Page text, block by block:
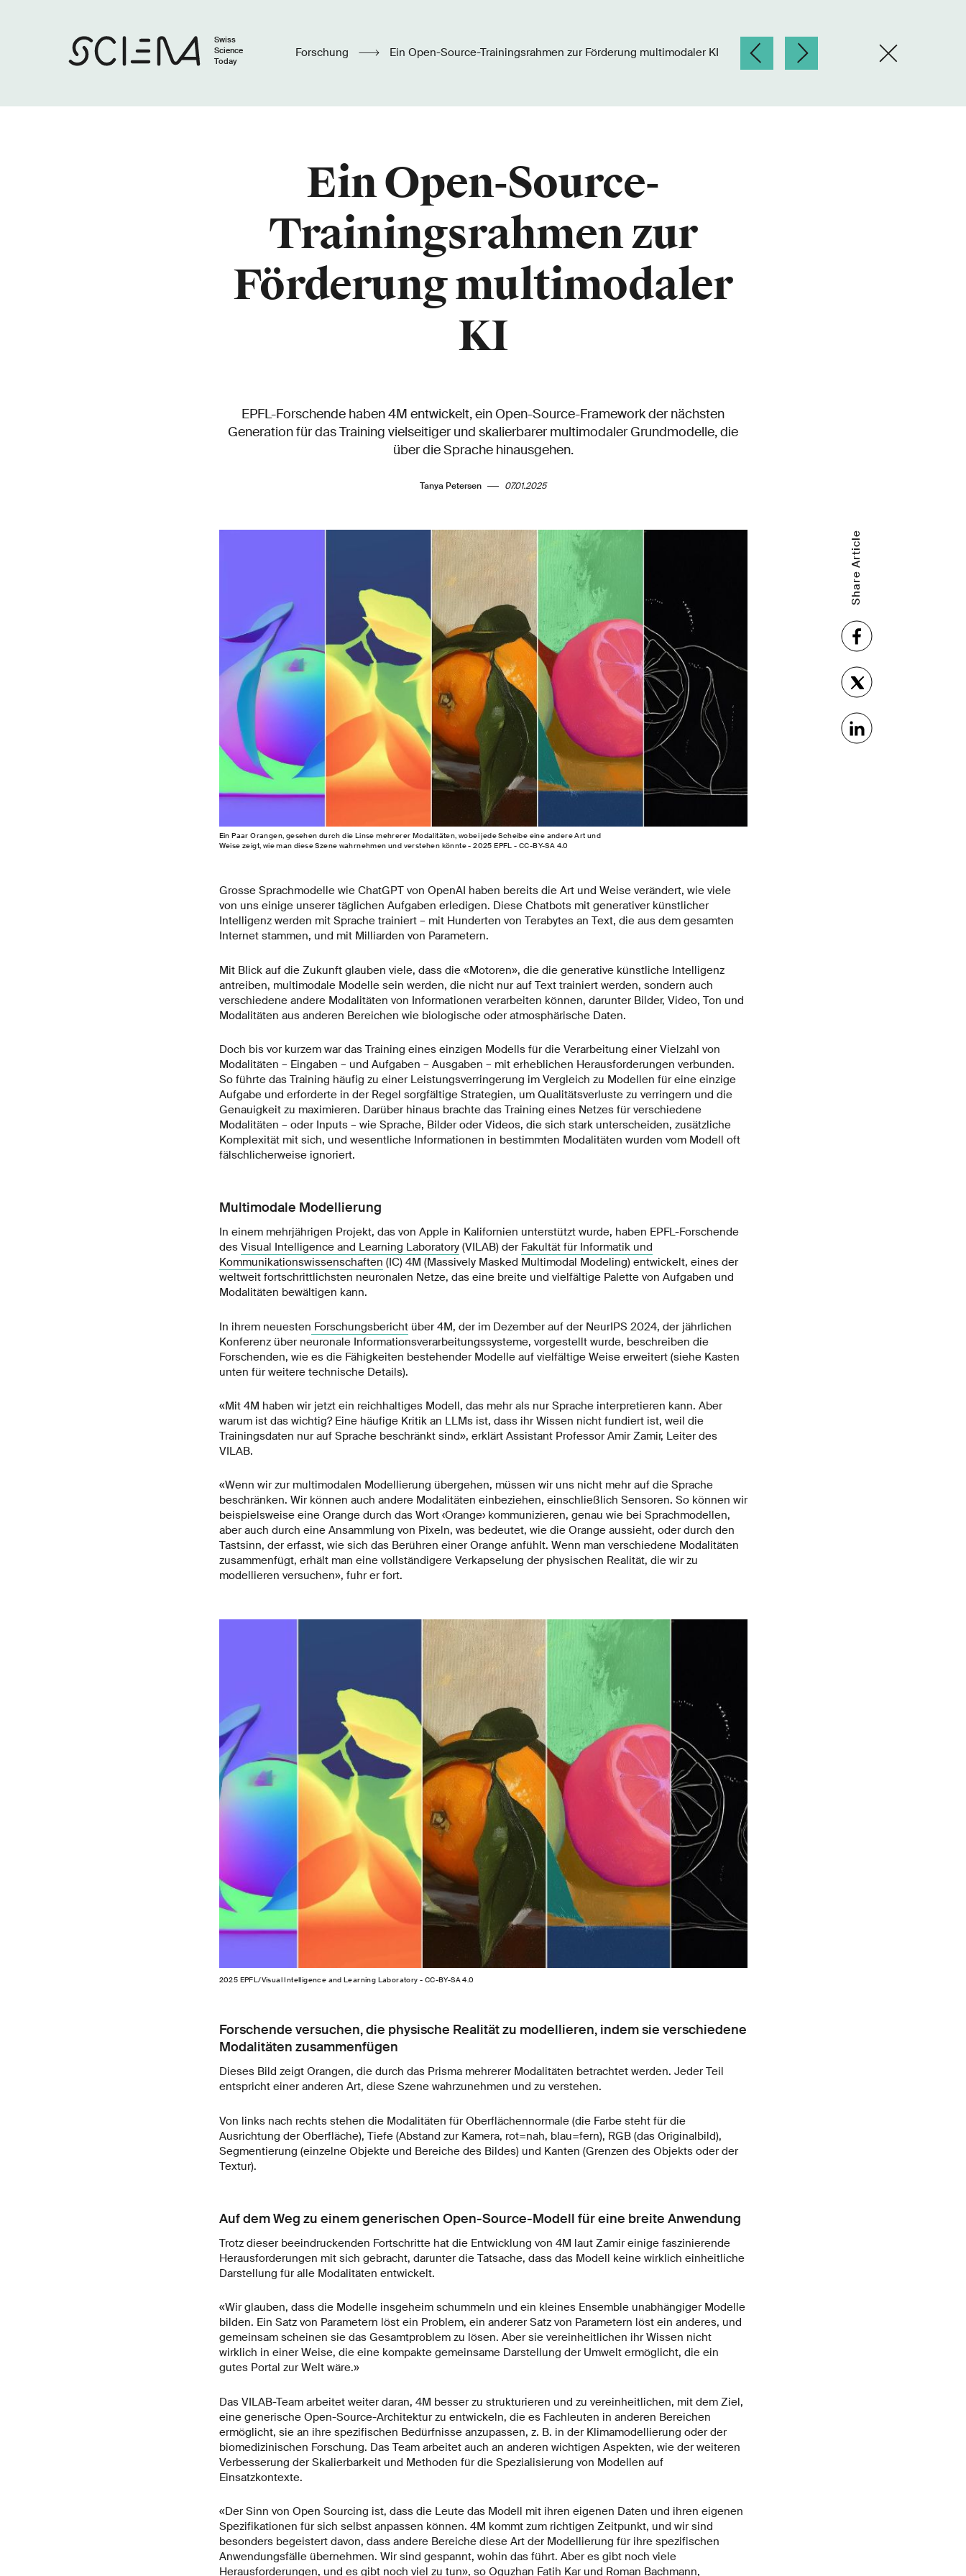
Swiss
Science
Today
Forschung Ein Open-Source-Trainingsrahmen zur Förderung multimodaler KI
Ein Open-Source-
Trainingsrahmen zur
Förderung multimodaler
KI
EPFL-Forschende haben 4M entwickelt, ein Open-Source-Framework der nächsten
Generation für das Training vielseitiger und skalierbarer multimodaler Grundmodelle, die
über die Sprache hinausgehen.
Tanya Petersen 07.01.2025
Ein Paar Orangen, gesehen durch die Linse mehrerer Modalitäten, wobei jede Scheibe eine andere Art und
Weise zeigt, wie man diese Szene wahrnehmen und verstehen könnte - 2025 EPFL - CC-BY-SA 4.0
Share Article
Grosse Sprachmodelle wie ChatGPT von OpenAI haben bereits die Art und Weise verändert, wie viele
von uns einige unserer täglichen Aufgaben erledigen. Diese Chatbots mit generativer künstlicher
Intelligenz werden mit Sprache trainiert – mit Hunderten von Terabytes an Text, die aus dem gesamten
Internet stammen, und mit Milliarden von Parametern.
Mit Blick auf die Zukunft glauben viele, dass die «Motoren», die die generative künstliche Intelligenz
antreiben, multimodale Modelle sein werden, die nicht nur auf Text trainiert werden, sondern auch
verschiedene andere Modalitäten von Informationen verarbeiten können, darunter Bilder, Video, Ton und
Modalitäten aus anderen Bereichen wie biologische oder atmosphärische Daten.
Doch bis vor kurzem war das Training eines einzigen Modells für die Verarbeitung einer Vielzahl von
Modalitäten – Eingaben – und Aufgaben – Ausgaben – mit erheblichen Herausforderungen verbunden.
So führte das Training häufig zu einer Leistungsverringerung im Vergleich zu Modellen für eine einzige
Aufgabe und erforderte in der Regel sorgfältige Strategien, um Qualitätsverluste zu verringern und die
Genauigkeit zu maximieren. Darüber hinaus brachte das Training eines Netzes für verschiedene
Modalitäten – oder Inputs – wie Sprache, Bilder oder Videos, die sich stark unterscheiden, zusätzliche
Komplexität mit sich, und wesentliche Informationen in bestimmten Modalitäten wurden vom Modell oft
fälschlicherweise ignoriert.
Multimodale Modellierung
In einem mehrjährigen Projekt, das von Apple in Kalifornien unterstützt wurde, haben EPFL-Forschende
des Visual Intelligence and Learning Laboratory(VILAB) der Fakultät für Informatik und
Kommunikationswissenschaften (IC) 4M (Massively Masked Multimodal Modeling) entwickelt, eines der
weltweit fortschrittlichsten neuronalen Netze, das eine breite und vielfältige Palette von Aufgaben und
Modalitäten bewältigen kann.
In ihrem neuesten Forschungsberichtüber 4M, der im Dezember auf der NeurIPS 2024, der jährlichen
Konferenz über neuronale Informationsverarbeitungssysteme, vorgestellt wurde, beschreiben die
Forschenden, wie es die Fähigkeiten bestehender Modelle auf vielfältige Weise erweitert (siehe Kasten
unten für weitere technische Details).
«Mit 4M haben wir jetzt ein reichhaltiges Modell, das mehr als nur Sprache interpretieren kann. Aber
warum ist das wichtig? Eine häufige Kritik an LLMs ist, dass ihr Wissen nicht fundiert ist, weil die
Trainingsdaten nur auf Sprache beschränkt sind», erklärt Assistant Professor Amir Zamir, Leiter des
VILAB.
«Wenn wir zur multimodalen Modellierung übergehen, müssen wir uns nicht mehr auf die Sprache
beschränken. Wir können auch andere Modalitäten einbeziehen, einschließlich Sensoren. So können wir
beispielsweise eine Orange durch das Wort ‹Orange› kommunizieren, genau wie bei Sprachmodellen,
aber auch durch eine Ansammlung von Pixeln, was bedeutet, wie die Orange aussieht, oder durch den
Tastsinn, der erfasst, wie sich das Berühren einer Orange anfühlt. Wenn man verschiedene Modalitäten
zusammenfügt, erhält man eine vollständigere Verkapselung der physischen Realität, die wir zu
modellieren versuchen», fuhr er fort.
2025 EPFL/Visual Intelligence and Learning Laboratory - CC-BY-SA 4.0
Forschende versuchen, die physische Realität zu modellieren, indem sie verschiedene
Modalitäten zusammenfügen
Dieses Bild zeigt Orangen, die durch das Prisma mehrerer Modalitäten betrachtet werden. Jeder Teil
entspricht einer anderen Art, diese Szene wahrzunehmen und zu verstehen.
Von links nach rechts stehen die Modalitäten für Oberflächennormale (die Farbe steht für die
Ausrichtung der Oberfläche), Tiefe (Abstand zur Kamera, rot=nah, blau=fern), RGB (das Originalbild),
Segmentierung (einzelne Objekte und Bereiche des Bildes) und Kanten (Grenzen des Objekts oder der
Textur).
Auf dem Weg zu einem generischen Open-Source-Modell für eine breite Anwendung
Trotz dieser beeindruckenden Fortschritte hat die Entwicklung von 4M laut Zamir einige faszinierende
Herausforderungen mit sich gebracht, darunter die Tatsache, dass das Modell keine wirklich einheitliche
Darstellung für alle Modalitäten entwickelt.
«Wir glauben, dass die Modelle insgeheim schummeln und ein kleines Ensemble unabhängiger Modelle
bilden. Ein Satz von Parametern löst ein Problem, ein anderer Satz von Parametern löst ein anderes, und
gemeinsam scheinen sie das Gesamtproblem zu lösen. Aber sie vereinheitlichen ihr Wissen nicht
wirklich in einer Weise, die eine kompakte gemeinsame Darstellung der Umwelt ermöglicht, die ein
gutes Portal zur Welt wäre.»
Das VILAB-Team arbeitet weiter daran, 4M besser zu strukturieren und zu vereinheitlichen, mit dem Ziel,
eine generische Open-Source-Architektur zu entwickeln, die es Fachleuten in anderen Bereichen
ermöglicht, sie an ihre spezifischen Bedürfnisse anzupassen, z. B. in der Klimamodellierung oder der
biomedizinischen Forschung. Das Team arbeitet auch an anderen wichtigen Aspekten, wie der weiteren
Verbesserung der Skalierbarkeit und Methoden für die Spezialisierung von Modellen auf
Einsatzkontexte.
«Der Sinn von Open Sourcing ist, dass die Leute das Modell mit ihren eigenen Daten und ihren eigenen
Spezifikationen für sich selbst anpassen können. 4M kommt zum richtigen Zeitpunkt, und wir sind
besonders begeistert davon, dass andere Bereiche diese Art der Modellierung für ihre spezifischen
Anwendungsfälle übernehmen. Wir sind gespannt, wohin das führt. Aber es gibt noch viele
Herausforderungen, und es gibt noch viel zu tun», so Oguzhan Fatih Kar und Roman Bachmann,